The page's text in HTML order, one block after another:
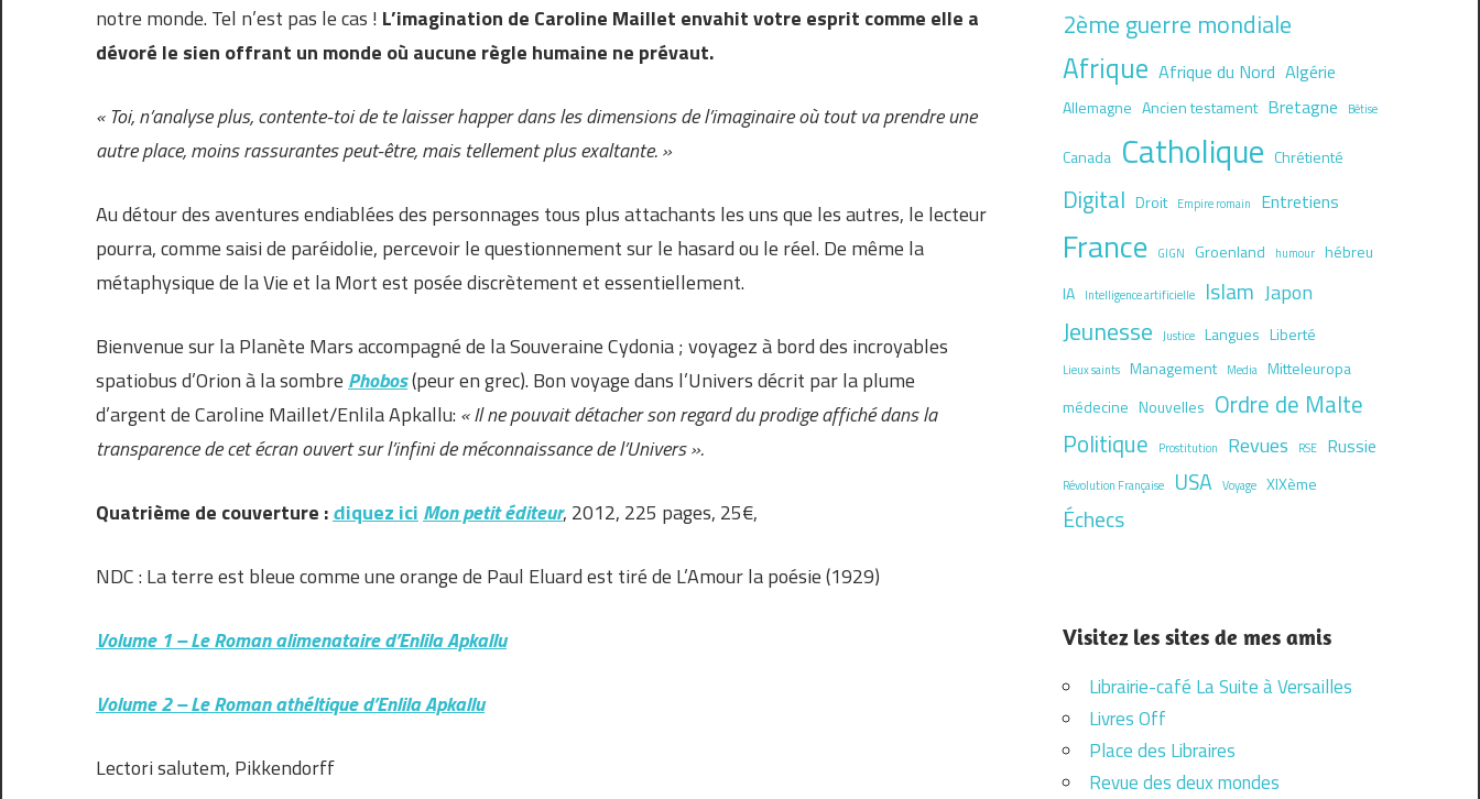
notre monde. Tel n’est pas le cas ! L’imagination de Caroline Maillet envahit votre esprit comme elle a
dévoré le sien offrant un monde où aucune règle humaine ne prévaut.
« Toi, n’analyse plus, contente-toi de te laisser happer dans les dimensions de l’imaginaire où tout va prendre une
autre place, moins rassurantes peut-être, mais tellement plus exaltante. »
Au détour des aventures endiablées des personnages tous plus attachants les uns que les autres, le lecteur
pourra, comme saisi de paréidolie, percevoir le questionnement sur le hasard ou le réel. De même la
métaphysique de la Vie et la Mort est posée discrètement et essentiellement.
Bienvenue sur la Planète Mars accompagné de la Souveraine Cydonia ; voyagez à bord des incroyables
spatiobus d’Orion à la sombre Phobos(peur en grec). Bon voyage dans l’Univers décrit par la plume
d’argent de Caroline Maillet/Enlila Apkallu: « Il ne pouvait détacher son regard du prodige affiché dans la
transparence de cet écran ouvert sur l’infini de méconnaissance de l’Univers ».
Quatrième de couverture :cliquez ici Mon petit éditeur, 2012, 225 pages, 25€,
NDC : La terre est bleue comme une orange de Paul Eluard est tiré de L’Amour la poésie (1929)
Volume 1 – Le Roman alimenataire d’Enlila Apkallu
Volume 2 – Le Roman athéltique d’Enlila Apkallu
Lectori salutem, Pikkendorff
2ème guerre mondiale
Afrique Afrique du Nord Algérie
Allemagne Ancien testament Bretagne Bêtise
Canada Catholique Chrétienté
Digital Droit Empire romain Entretiens
France GIGN Groenland humour hébreu
IA
Intelligence artificielle Islam Japon
Jeunesse Justice Langues Liberté
Lieux saints Management Media Mitteleuropa
médecine Nouvelles Ordre de Malte
Politique
Prostitution Revues RSE Russie
Révolution Française USA Voyage XIXème
Échecs
Visitez les sites de mes amis
Librairie-café La Suite à Versailles
Livres Off
Place des Libraires
Revue des deux mondes